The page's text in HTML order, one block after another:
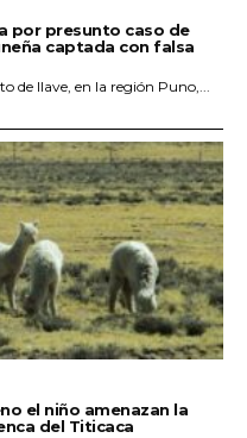
por presunto caso de
captada con falsa
de Ilave, en la región Puno,...
el niño amenazan la
del Titicaca